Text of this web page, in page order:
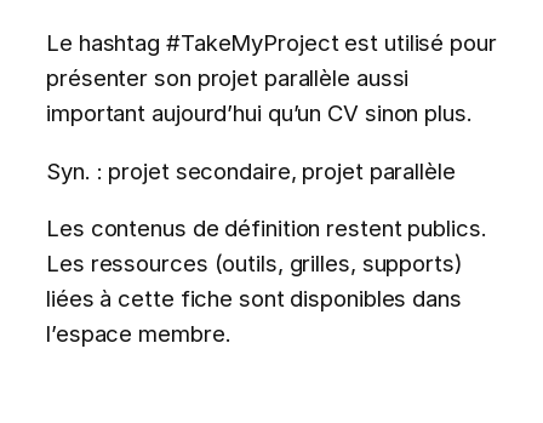
Le hashtag #TakeMyProject est utilisé pour
présenter son projet parallèle aussi
important aujourd’hui qu’un CV sinon plus.
Syn. : projet secondaire, projet parallèle
Les contenus de définition restent publics.
Les ressources (outils, grilles, supports)
liées à cette fiche sont disponibles dans
l’espace membre.